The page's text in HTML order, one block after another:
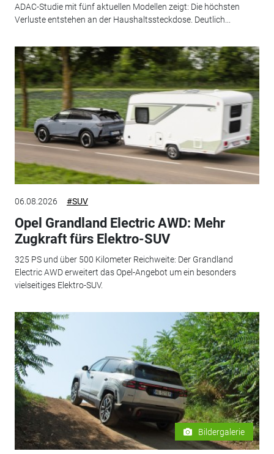
ADAC-Studie mit fünf aktuellen Modellen zeigt: Die höchsten
Verluste entstehen an der Haushaltssteckdose. Deutlich...
06.08.2026 #SUV
Opel Grandland Electric AWD: Mehr
Zugkraft fürs Elektro-SUV
325 PS und über 500 Kilometer Reichweite: Der Grandland
Electric AWD erweitert das Opel-Angebot um ein besonders
vielseitiges Elektro-SUV.
Bildergalerie